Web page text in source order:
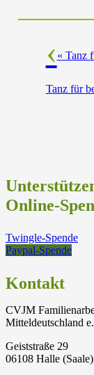
« Tanz
Tanz für
Online-
Twingle-Spende
Paypal-Spende
Kontakt
CVJM
Mitteldeutschland
Geiststraße 29
06108 Halle (Saale)